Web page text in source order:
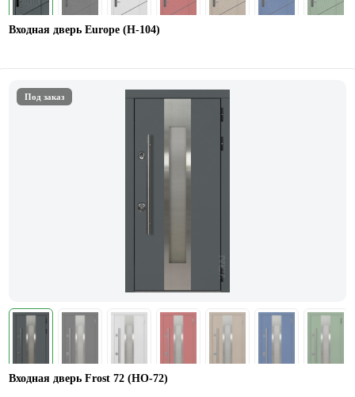
Входная дверь Europe (Н-104)
Под заказ
Входная дверь Frost 72 (HO-72)